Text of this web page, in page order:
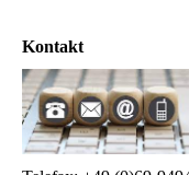
Kontakt